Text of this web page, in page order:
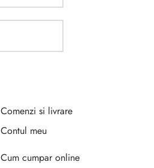
Comenzi si livrare
Contul meu
Cum cumpar online